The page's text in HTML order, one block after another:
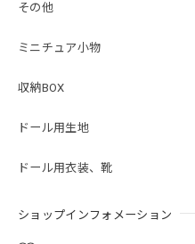
その他
ミニチュア小物
収納BOX
ドール用生地
ドール用衣装、靴
ショップインフォメーション